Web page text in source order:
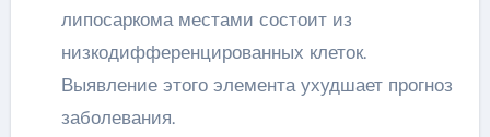
липосаркома местами состоит из
низкодифференцированных клеток.
Выявление этого элемента ухудшает прогноз
заболевания.